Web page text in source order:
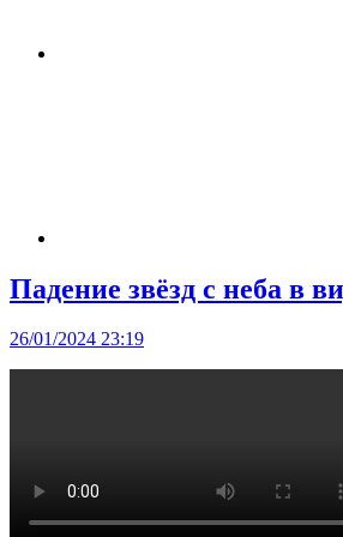
Падение звёзд с неба в
26/01/2024 23:19